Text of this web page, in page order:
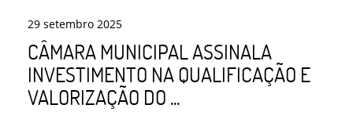
29 setembro 2025
CÂMARA MUNICIPAL ASSINALA
INVESTIMENTO NA QUALIFICAÇÃO E
VALORIZAÇÃO DO ...